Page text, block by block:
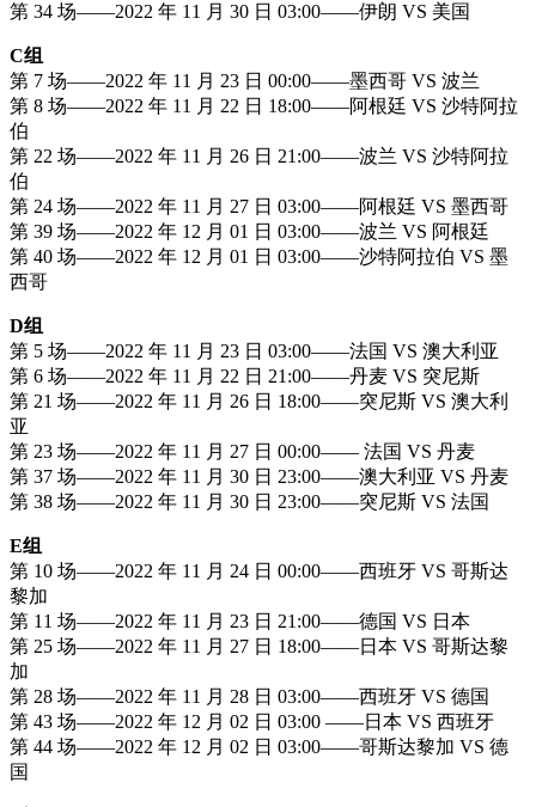
第 34 场——2022 年 11 月 30 日 03:00——伊朗 VS 美国
C组
第 7 场——2022 年 11 月 23 日 00:00——墨西哥 VS 波兰
第 8 场——2022 年 11 月 22 日 18:00——阿根廷 VS 沙特阿拉
伯
第 22 场——2022 年 11 月 26 日 21:00——波兰 VS 沙特阿拉
伯
第 24 场——2022 年 11 月 27 日 03:00——阿根廷 VS 墨西哥
第 39 场——2022 年 12 月 01 日 03:00——波兰 VS 阿根廷
第 40 场——2022 年 12 月 01 日 03:00——沙特阿拉伯 VS 墨
西哥
D组
第 5 场——2022 年 11 月 23 日 03:00——法国 VS 澳大利亚
第 6 场——2022 年 11 月 22 日 21:00——丹麦 VS 突尼斯
第 21 场——2022 年 11 月 26 日 18:00——突尼斯 VS 澳大利
亚
第 23 场——2022 年 11 月 27 日 00:00—— 法国 VS 丹麦
第 37 场——2022 年 11 月 30 日 23:00——澳大利亚 VS 丹麦
第 38 场——2022 年 11 月 30 日 23:00——突尼斯 VS 法国
E组
第 10 场——2022 年 11 月 24 日 00:00——西班牙 VS 哥斯达
黎加
第 11 场——2022 年 11 月 23 日 21:00——德国 VS 日本
第 25 场——2022 年 11 月 27 日 18:00——日本 VS 哥斯达黎
加
第 28 场——2022 年 11 月 28 日 03:00——西班牙 VS 德国
第 43 场——2022 年 12 月 02 日 03:00 ——日本 VS 西班牙
第 44 场——2022 年 12 月 02 日 03:00——哥斯达黎加 VS 德
国